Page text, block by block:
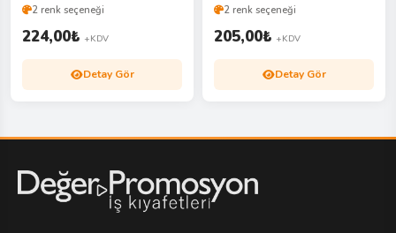
2 renk seçeneği
224,00₺ +KDV
Detay Gör
2 renk seçeneği
205,00₺ +KDV
Detay Gör